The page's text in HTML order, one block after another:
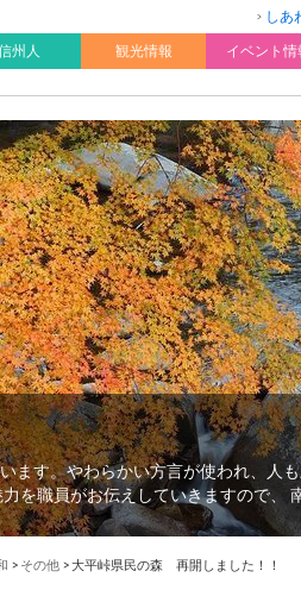
しあ
州人
観光情報 イベント情
ます。やわらかい方言が使われ、人
を職員がお伝えしていきますので、
> その他 >大平峠県民の森 再開しました！！